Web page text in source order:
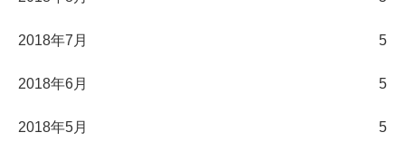
2018年7月 5
2018年6月 5
2018年5月 5